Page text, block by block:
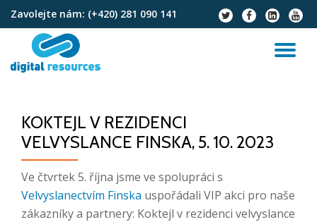
Přeskočit
obsah
Zavolejte nám: (+420) 281 090 141
fa-
twitter
fa-
facebook
fa-
linkedin-
square
fa-
KOKTEJL V REZIDENCI
VELVYSLANCE FINSKA, 5. 10. 2023
Ve čtvrtek 5. října jsme ve spolupráci s
Velvyslanectvím Finska uspořádali VIP akci pro naše
zákazníky a partnery: Koktejl v rezidenci velvyslance